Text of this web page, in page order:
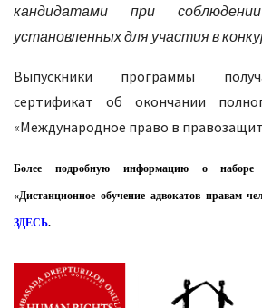
кандидатами при
установленных для участия в
Выпускники программы
сертификат об окончании
«Международное право в
Более подробную информацию о
ЗДЕСЬ.